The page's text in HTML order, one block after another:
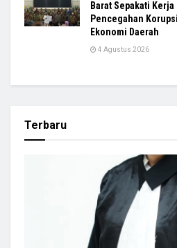
Barat Sepakati Kerja
Pencegahan
Ekonomi Daerah
4 Agustus 2026
Terbaru